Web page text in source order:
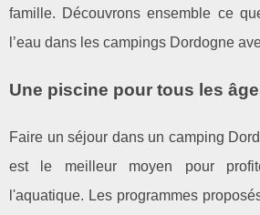
famille. Découvrons ensemble ce
l’eau dans les campings Dordogne
Une piscine pour tous les
Faire un séjour dans un camping
est le meilleur moyen pour
l'aquatique. Les programmes